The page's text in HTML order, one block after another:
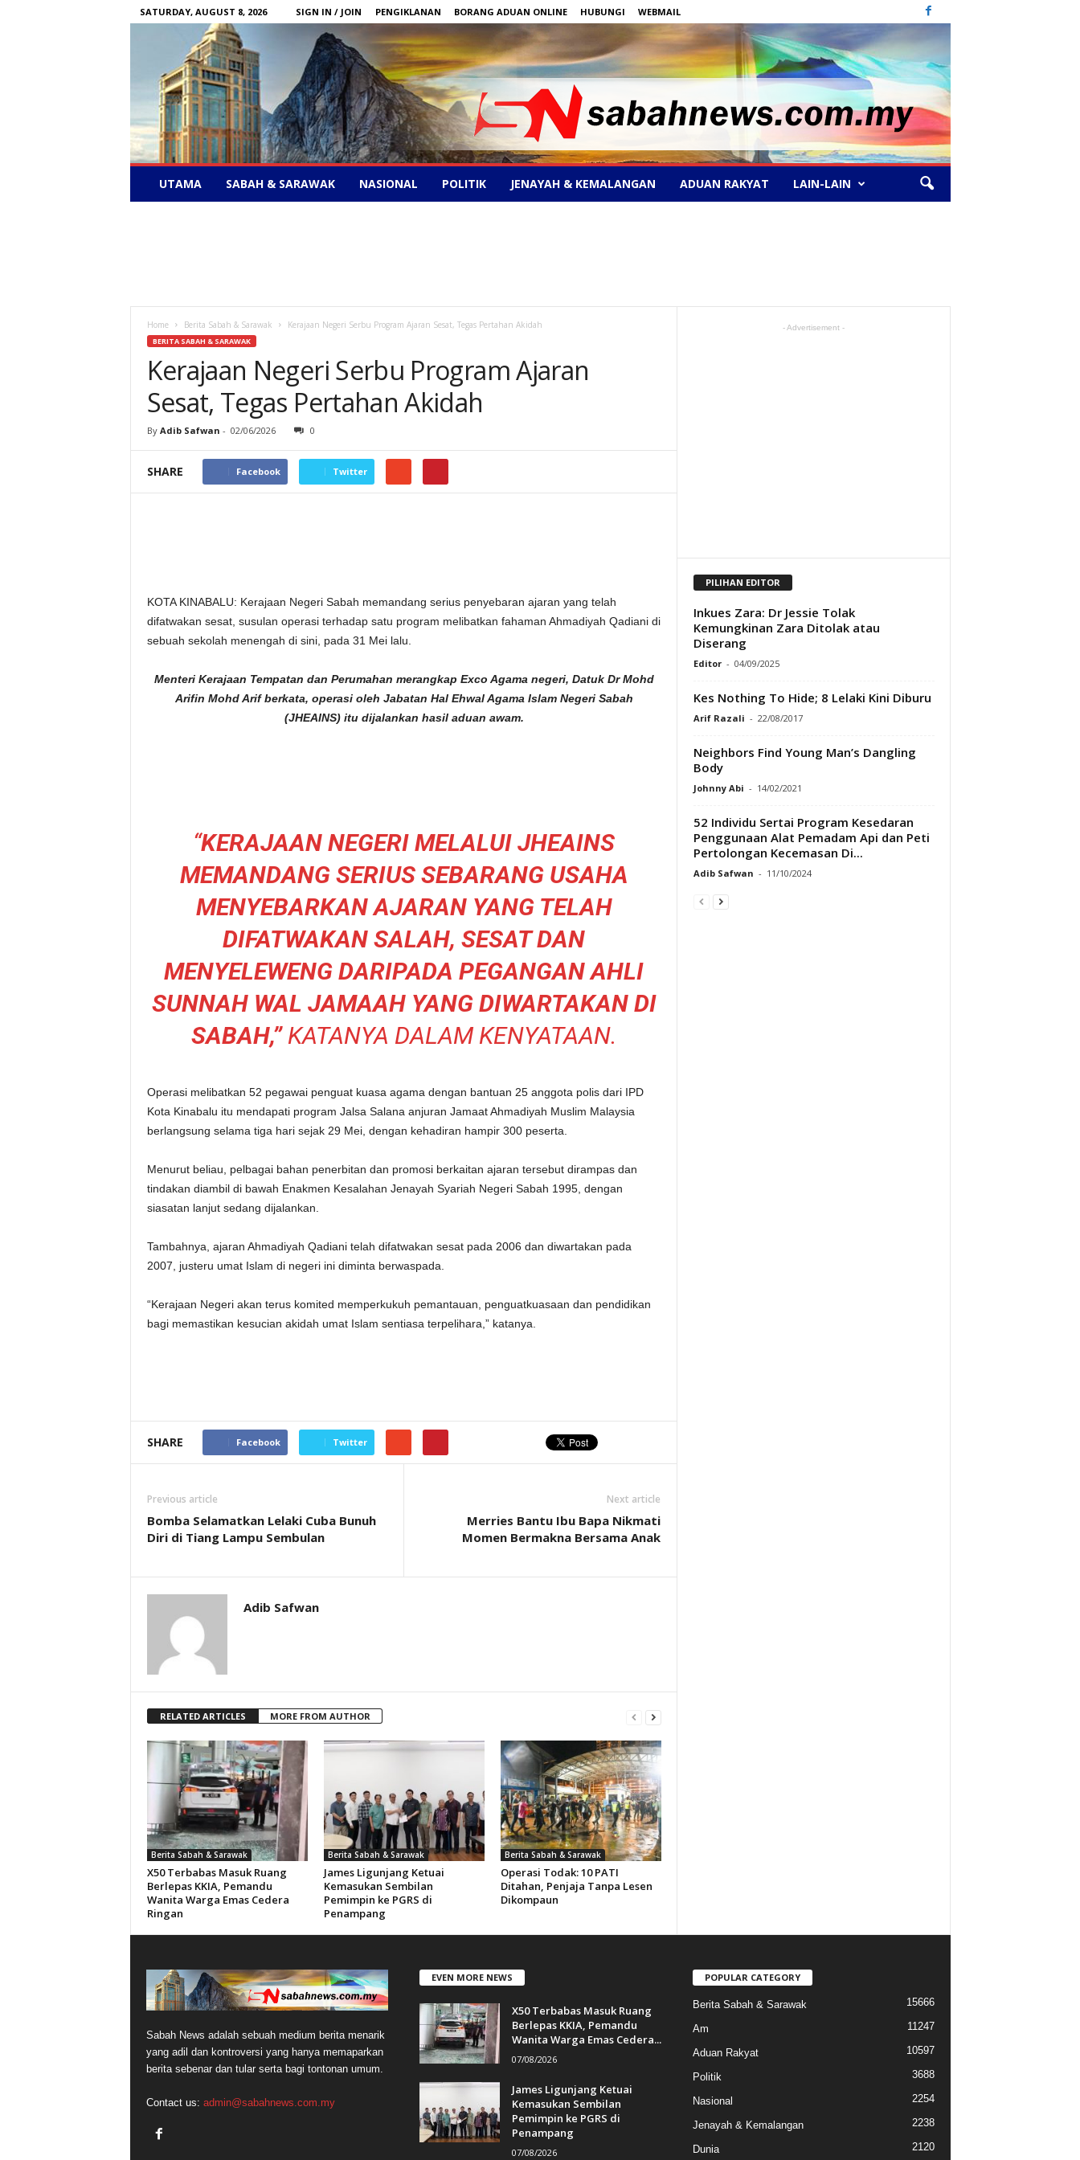
SATURDAY, AUGUST 8, 2026 SIGN IN / JOIN PENGIKLANAN BORANG ADUAN ONLINE HUBUNGI WEBMAIL
–
UTAMA SABAH & SARAWAK NASIONAL POLITIK JENAYAH & KEMALANGAN ADUAN RAKYAT LAIN-LAIN
Home Berita Sabah & Sarawak Kerajaan Negeri Serbu Program Ajaran Sesat, Tegas Pertahan Akidah
BERITA SABAH & SARAWAK
Kerajaan Negeri Serbu Program Ajaran
Sesat, Tegas Pertahan Akidah
By Adib Safwan - 02/06/2026 0
SHARE Facebook Twitter
KOTA KINABALU: Kerajaan Negeri Sabah memandang serius penyebaran ajaran yang telah
difatwakan sesat, susulan operasi terhadap satu program melibatkan fahaman Ahmadiyah Qadiani di
sebuah sekolah menengah di sini, pada 31 Mei lalu.
Menteri Kerajaan Tempatan dan Perumahan merangkap Exco Agama negeri, Datuk Dr Mohd
Arifin Mohd Arif berkata, operasi oleh Jabatan Hal Ehwal Agama Islam Negeri Sabah
(JHEAINS) itu dijalankan hasil aduan awam.
“KERAJAAN NEGERI MELALUI JHEAINS
MEMANDANG SERIUS SEBARANG USAHA
MENYEBARKAN AJARAN YANG TELAH
DIFATWAKAN SALAH, SESAT DAN
MENYELEWENG DARIPADA PEGANGAN AHLI
SUNNAH WAL JAMAAH YANG DIWARTAKAN DI
SABAH,” KATANYA DALAM KENYATAAN.
Operasi melibatkan 52 pegawai penguat kuasa agama dengan bantuan 25 anggota polis dari IPD
Kota Kinabalu itu mendapati program Jalsa Salana anjuran Jamaat Ahmadiyah Muslim Malaysia
berlangsung selama tiga hari sejak 29 Mei, dengan kehadiran hampir 300 peserta.
Menurut beliau, pelbagai bahan penerbitan dan promosi berkaitan ajaran tersebut dirampas dan
tindakan diambil di bawah Enakmen Kesalahan Jenayah Syariah Negeri Sabah 1995, dengan
siasatan lanjut sedang dijalankan.
Tambahnya, ajaran Ahmadiyah Qadiani telah difatwakan sesat pada 2006 dan diwartakan pada
2007, justeru umat Islam di negeri ini diminta berwaspada.
“Kerajaan Negeri akan terus komited memperkukuh pemantauan, penguatkuasaan dan pendidikan
bagi memastikan kesucian akidah umat Islam sentiasa terpelihara,” katanya.
SHARE Facebook Twitter
Previous article
Bomba Selamatkan Lelaki Cuba Bunuh
Diri di Tiang Lampu Sembulan
Next article
Merries Bantu Ibu Bapa Nikmati
Momen Bermakna Bersama Anak
Adib Safwan
RELATED ARTICLES MORE FROM AUTHOR
Berita Sabah & Sarawak
X50 Terbabas Masuk Ruang
Berlepas KKIA, Pemandu
Wanita Warga Emas Cedera
Ringan
Berita Sabah & Sarawak
James Ligunjang Ketuai
Kemasukan Sembilan
Pemimpin ke PGRS di
Penampang
Berita Sabah & Sarawak
Operasi Todak: 10 PATI
Ditahan, Penjaja Tanpa Lesen
Dikompaun
- Advertisement -
PILIHAN EDITOR
Inkues Zara: Dr Jessie Tolak
Kemungkinan Zara Ditolak atau
Diserang
Editor - 04/09/2025
Kes Nothing To Hide; 8 Lelaki Kini Diburu
Arif Razali - 22/08/2017
Neighbors Find Young Man’s Dangling
Body
Johnny Abi - 14/02/2021
52 Individu Sertai Program Kesedaran
Penggunaan Alat Pemadam Api dan Peti
Pertolongan Kecemasan Di...
Adib Safwan - 11/10/2024
Sabah News adalah sebuah medium berita menarik
yang adil dan kontroversi yang hanya memaparkan
berita sebenar dan tular serta bagi tontonan umum.
Contact us: admin@sabahnews.com.my
EVEN MORE NEWS
X50 Terbabas Masuk Ruang
Berlepas KKIA, Pemandu
Wanita Warga Emas Cedera...
07/08/2026
James Ligunjang Ketuai
Kemasukan Sembilan
Pemimpin ke PGRS di
Penampang
07/08/2026
POPULAR CATEGORY
Berita Sabah & Sarawak 15666
Am 11247
Aduan Rakyat 10597
Politik 3688
Nasional 2254
Jenayah & Kemalangan 2238
Dunia 2120